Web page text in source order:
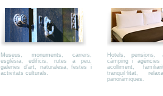
Museus, monuments, carrers,
església, edificis, rutes a peu,
galeries d’art, naturalesa, festes i
activitats culturals.
Hotels, pensions,
càmping i agències
acolliment,
tranquil·litat,
panoràmiques.